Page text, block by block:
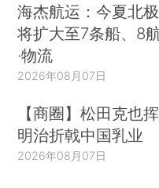
海杰航运：今夏北
将扩大至7条船、8
·物流
2026年08月07日
【商圈】松田克也
明治折戟中国乳业
2026年08月07日